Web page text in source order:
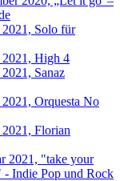
2021, Solo für
2021, High 4
Sanaz
Orquesta No
Florian
2021, "take your
Indie Pop und Rock